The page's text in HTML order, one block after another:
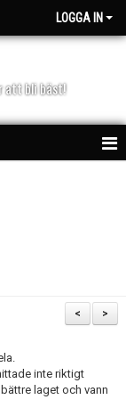
LOGGA IN
att bli bäst!
>
<
inte riktigt
laget och vann